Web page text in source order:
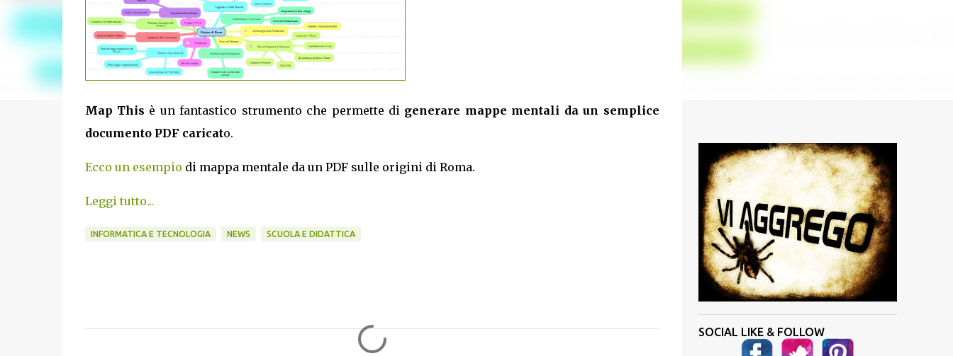
Map This è un fantastico strumento che permette di generare mappe mentali da un semplice
documento PDF caricato.
Ecco un esempio di mappa mentale da un PDF sulle origini di Roma.
Leggi tutto...
INFORMATICA E TECNOLOGIA NEWS SCUOLA E DIDATTICA
SOCIAL LIKE & FOLLOW